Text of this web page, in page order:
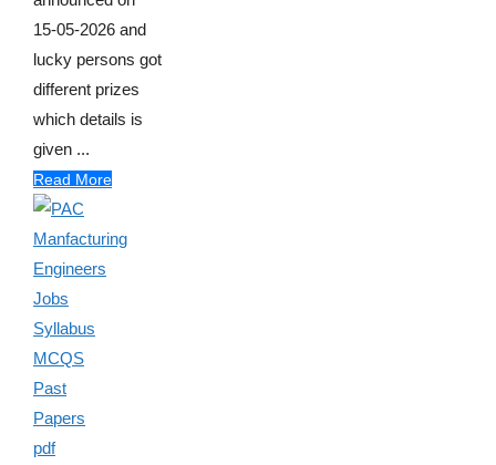
15-05-2026 and
lucky persons got
different prizes
which details is
given ...
Read More